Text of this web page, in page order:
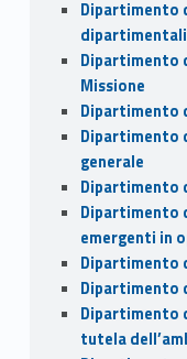
Dipartimento
dipartimentali
Dipartimento
Missione
Dipartimento
Dipartimento
generale
Dipartimento
Dipartimento
emergenti in
Dipartimento
Dipartimento
Dipartimento
tutela